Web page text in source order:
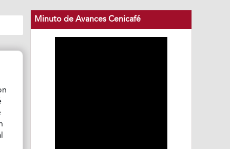
Minuto de Avances Cenicafé